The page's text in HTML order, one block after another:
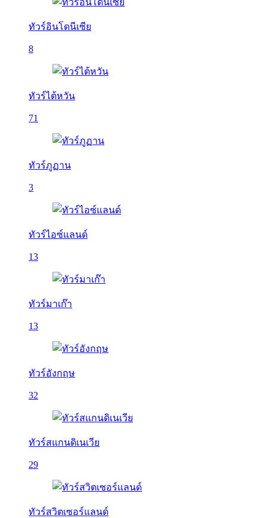
ทัวร์อินโดนีเซีย
8
ทัวร์ไต้หวัน
71
ทัวร์ภูฏาน
3
ทัวร์ไอซ์แลนด์
13
ทัวร์มาเก๊า
13
ทัวร์อังกฤษ
32
ทัวร์สแกนดิเนเวีย
29
ทัวร์สวิตเซอร์แลนด์